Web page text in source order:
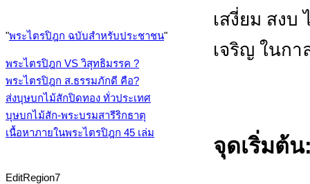
"พระไตรปิฎก ฉบับสำหรับประชาชน"
พระไตรปิฎก VS วิสุทธิมรรค ?
พระไตรปิฎก ส.ธรรมภักดี คือ?
ส่งบุษบกไม้สักปิดทอง ทั่วประเทศ
บุษบกไม้สัก-พระบรมสารีริกธาตุ
เนื้อหาภายในพระไตรปิฎก 45 เล่ม
EditRegion7
เสงี่ยม สงบ
เจริญ ในกา
จุดเริ่มต้